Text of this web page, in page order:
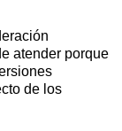
atender porque
de los